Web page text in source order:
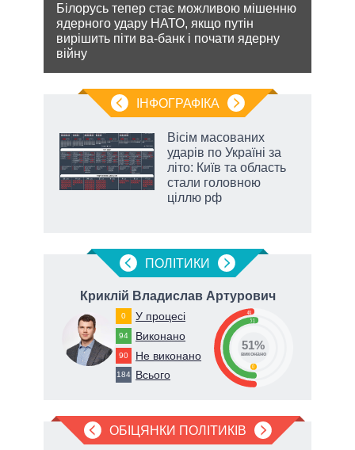
Білорусь тепер стає можливою мішенню
ядерного удару НАТО, якщо путін
вирішить піти ва-банк і почати ядерну
війну
ІНФОГРАФІКА
Вісім масованих
ударів по Україні за
літо: Київ та область
стали головною
ціллю рф
ПОЛIТИКИ
Криклій Владислав Артурович
0 У процесі
94 Виконано
90 Не виконано
184 Всього
49
51
0
51%
виконано
ОБІЦЯНКИ ПОЛІТИКІВ